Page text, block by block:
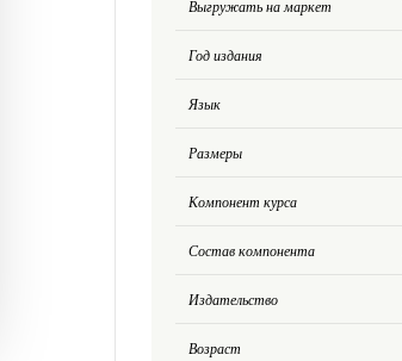
Выгружать на маркет
Год издания
Язык
Размеры
Компонент курса
Состав компонента
Издательство
Возраст